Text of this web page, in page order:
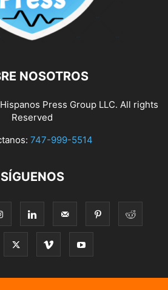
NOSOTROS
Press Group LLC. All rights
Reserved
747-999-5514
SÍGUENOS